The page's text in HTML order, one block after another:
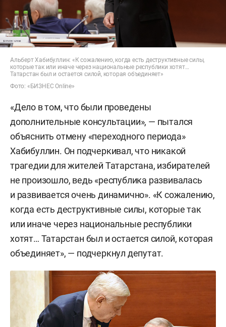
Альберт Хабибуллин: «К сожалению, когда есть деструктивные силы,
которые так или иначе через национальные республики хотят…
Татарстан был и остается силой, которая объединяет»
Фото: «БИЗНЕС Online»
«Дело в том, что были проведены
дополнительные консультации», — пытался
объяснить отмену «переходного периода»
Хабибуллин. Он подчеркивал, что никакой
трагедии для жителей Татарстана, избирателей
не произошло, ведь «республика развивалась
и развивается очень динамично». «К сожалению,
когда есть деструктивные силы, которые так
или иначе через национальные республики
хотят… Татарстан был и остается силой, которая
объединяет», — подчеркнул депутат.